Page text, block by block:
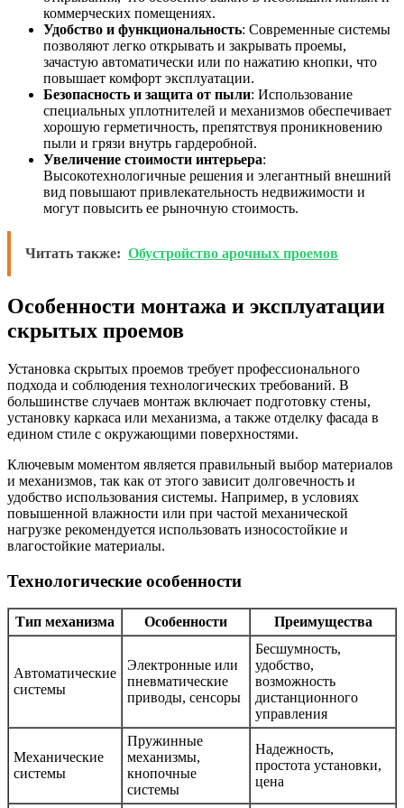
коммерческих помещениях.
Удобство и функциональность: Современные системы
позволяют легко открывать и закрывать проемы,
зачастую автоматически или по нажатию кнопки, что
повышает комфорт эксплуатации.
Безопасность и защита от пыли: Использование
специальных уплотнителей и механизмов обеспечивает
хорошую герметичность, препятствуя проникновению
пыли и грязи внутрь гардеробной.
Увеличение стоимости интерьера:
Высокотехнологичные решения и элегантный внешний
вид повышают привлекательность недвижимости и
могут повысить ее рыночную стоимость.
Читать также: Обустройство арочных проемов
Особенности монтажа и эксплуатации
скрытых проемов
Установка скрытых проемов требует профессионального
подхода и соблюдения технологических требований. В
большинстве случаев монтаж включает подготовку стены,
установку каркаса или механизма, а также отделку фасада в
едином стиле с окружающими поверхностями.
Ключевым моментом является правильный выбор материалов
и механизмов, так как от этого зависит долговечность и
удобство использования системы. Например, в условиях
повышенной влажности или при частой механической
нагрузке рекомендуется использовать износостойкие и
влагостойкие материалы.
Технологические особенности
Тип механизма Особенности Преимущества
Автоматические
системы
Электронные или
пневматические
приводы, сенсоры
Бесшумность,
удобство,
возможность
дистанционного
управления
Механические
системы
Пружинные
механизмы,
кнопочные
системы
Надежность,
простота установки,
цена